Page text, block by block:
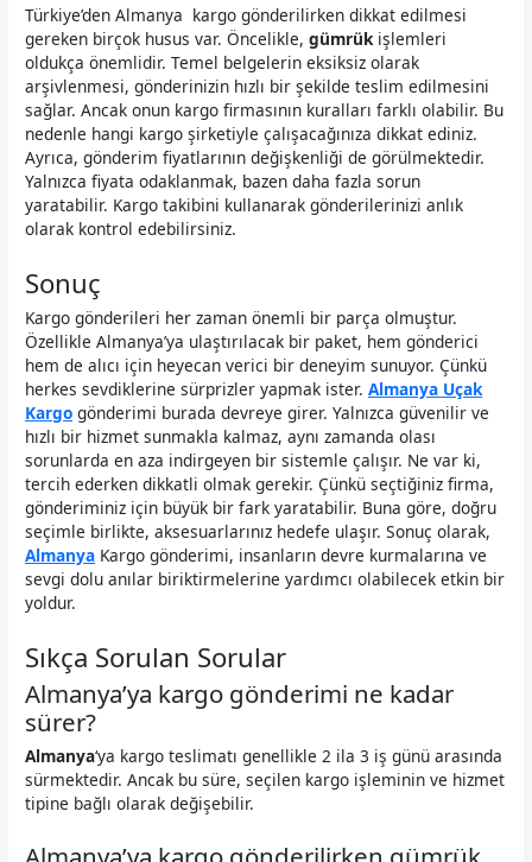
Türkiye’den Almanya kargo gönderilirken dikkat edilmesi
gereken birçok husus var. Öncelikle,gümrükişlemleri
oldukça önemlidir. Temel belgelerin eksiksiz olarak
arşivlenmesi, gönderinizin hızlı bir şekilde teslim edilmesini
sağlar. Ancak onun kargo firmasının kuralları farklı olabilir. Bu
nedenle hangi kargo şirketiyle çalışacağınıza dikkat ediniz.
Ayrıca, gönderim fiyatlarının değişkenliği de görülmektedir.
Yalnızca fiyata odaklanmak, bazen daha fazla sorun
yaratabilir. Kargo takibini kullanarak gönderilerinizi anlık
olarak kontrol edebilirsiniz.
Sonuç
Kargo gönderileri her zaman önemli bir parça olmuştur.
Özellikle Almanya’ya ulaştırılacak bir paket, hem gönderici
hem de alıcı için heyecan verici bir deneyim sunuyor. Çünkü
herkes sevdiklerine sürprizler yapmak ister.Almanya Uçak
Kargo gönderimi burada devreye girer. Yalnızca güvenilir ve
hızlı bir hizmet sunmakla kalmaz, aynı zamanda olası
sorunlarda en aza indirgeyen bir sistemle çalışır. Ne var ki,
tercih ederken dikkatli olmak gerekir. Çünkü seçtiğiniz firma,
gönderiminiz için büyük bir fark yaratabilir. Buna göre, doğru
seçimle birlikte, aksesuarlarınız hedefe ulaşır. Sonuç olarak,
Almanya Kargo gönderimi, insanların devre kurmalarına ve
sevgi dolu anılar biriktirmelerine yardımcı olabilecek etkin bir
yoldur.
Sıkça Sorulan Sorular
Almanya’ya kargo gönderimi ne kadar
sürer?
Almanya‘ya kargo teslimatı genellikle 2 ila 3 iş günü arasında
sürmektedir. Ancak bu süre, seçilen kargo işleminin ve hizmet
tipine bağlı olarak değişebilir.